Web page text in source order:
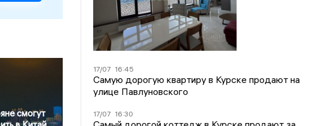
смогут
17/07 16:45
Самую дорогую квартиру в Курске продают на
улице Павлуновского
17/07 16:30